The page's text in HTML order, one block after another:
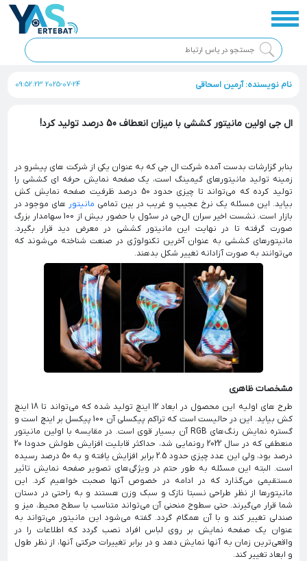
نام نویسنده: آرمین اسحاقی 2025-07-24 09:52:23
ال جی اولین مانیتور کششی با میزان انعطاف 50 درصد تولید کرد!
بنابر گزارشات بدست آمده شرکت ال جی که به عنوان یکی از شرکت های پیشرو در
زمینه تولید مانیتورهای گیمینگ است، یک صفحه نمایش حرفه ای کششی را
تولید کرده که می‌تواند تا چیزی حدود 50 درصد ظرفیت صفحه نمایش کش
بیاید. این مسئله یک نرخ عجیب و غریب در بین تمامی مانیتور های موجود در
بازار است. نشست اخیر سران ال‌جی در سئول با حضور بیش از 100 سهامدار بزرگ
صورت گرفته تا در نهایت این مانیتور کششی در معرض دید قرار بگیرد.
مانیتورهای کششی به عنوان آخرین تکنولوژی در صنعت شناخته می‌شوند که
می‌توانند به صورت آزادانه تغییر شکل بدهند.
مشخصات ظاهری
طرح های اولیه این محصول در ابعاد 12 اینچ تولید شده که می‌تواند تا 18 اینچ
کش بیاید. این در حالیست است که تراکم پیکسلی آن 100 پیکسل بر اینچ است و
گستره نمایش رنگ‌های RGB آن بسیار قوی است. در مقایسه با اولین مانیتور
منعطفی که در سال 2022 رونمایی شد، حداکثر قابلیت افزایش طولش حدودا 20
درصد بود، ولی این عدد چیزی حدود 2.5 برابر افزایش یافته و به 50 درصد رسیده
است. البته این مسئله به طور حتم در ویژگی‌های تصویر صفحه نمایش تاثیر
مستقیمی می‌گذارد که در ادامه در خصوص آنها صحبت خواهیم کرد. این
مانیتورها از نظر طراحی نسبتا نازک و سبک وزن هستند و به راحتی در دستان
شما قرار می‌گیرند. حتی سطوح منحنی آن می‌تواند متناسب با سطح محیط، میز و
صندلی تغییر کند و با آن همگام گردد. گفته می‌شود این مانیتور می‌تواند به
عنوان یک صفحه نمایش بر روی لباس افراد نصب گردد که اطلاعات را در
واقعی‌ترین زمان به آنها نمایش دهد و در برابر تغییرات حرکتی آنها، از نظر طول
و ابعاد تغییر کند.